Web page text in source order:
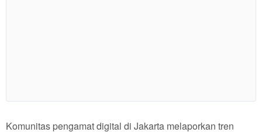
Show More
Komunitas pengamat digital di Jakarta melaporkan tren